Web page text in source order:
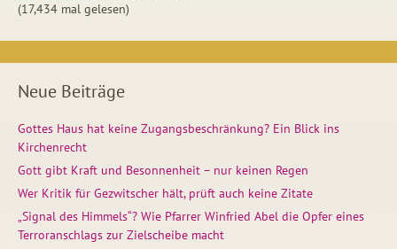
(17,434 mal gelesen)
Neue Beiträge
Gottes Haus hat keine Zugangsbeschränkung? Ein Blick ins
Kirchenrecht
Gott gibt Kraft und Besonnenheit – nur keinen Regen
Wer Kritik für Gezwitscher hält, prüft auch keine Zitate
„Signal des Himmels“? Wie Pfarrer Winfried Abel die Opfer eines
Terroranschlags zur Zielscheibe macht